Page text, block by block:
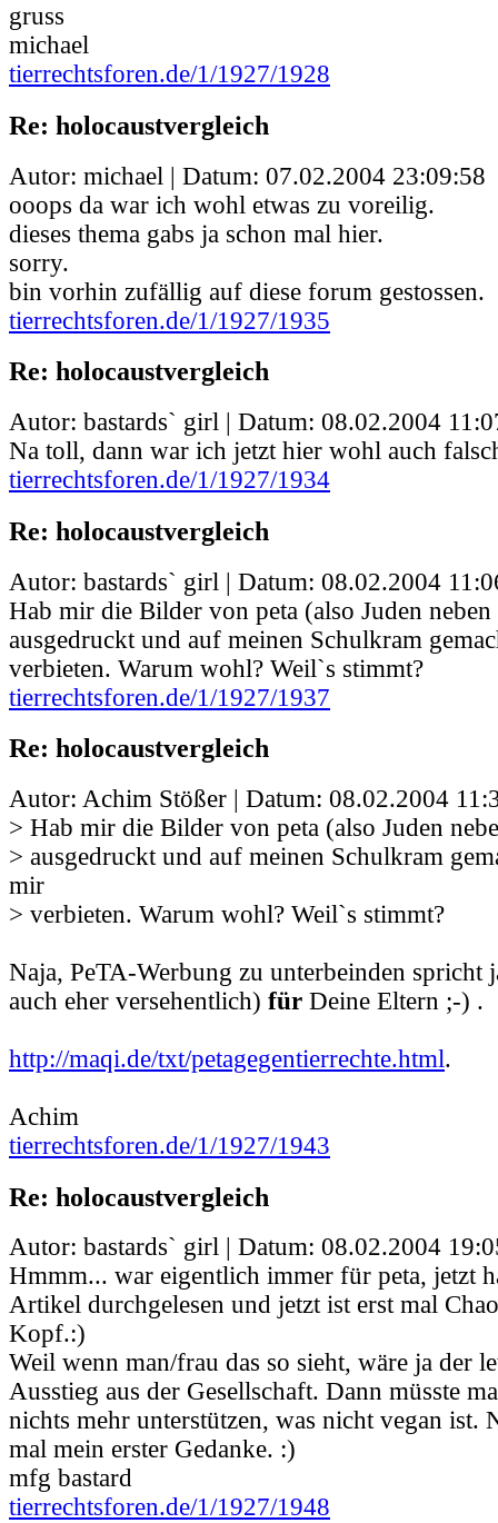
gruss
michael
tierrechtsforen.de/1/1927/1928
Re: holocaustvergleich
Autor: michael | Datum: 07.02.2004 23:09:58
ooops da war ich wohl etwas zu voreilig.
dieses thema gabs ja schon mal hier.
sorry.
bin vorhin zufällig auf diese forum gestossen.
tierrechtsforen.de/1/1927/1935
Re: holocaustvergleich
Autor: bastards` girl | Datum: 08.02.2004
Na toll, dann war ich jetzt hier wohl auch
tierrechtsforen.de/1/1927/1934
Re: holocaustvergleich
Autor: bastards` girl | Datum: 08.02.2004
Hab mir die Bilder von peta (also Juden
ausgedruckt und auf meinen Schulkram
verbieten. Warum wohl? Weil`s stimmt?
tierrechtsforen.de/1/1927/1937
Re: holocaustvergleich
Autor: Achim Stößer | Datum: 08.02.2004
> Hab mir die Bilder von peta (also Juden
> ausgedruckt und auf meinen Schulkram
mir
> verbieten. Warum wohl? Weil`s stimmt?
Naja, PeTA-Werbung zu unterbeinden spricht
auch eher versehentlich) für Deine Eltern ;-) .
http://maqi.de/txt/petagegentierrechte.html.
Achim
tierrechtsforen.de/1/1927/1943
Re: holocaustvergleich
Autor: bastards` girl | Datum: 08.02.2004
Hmmm... war eigentlich immer für peta, jetzt
Artikel durchgelesen und jetzt ist erst mal
Kopf.:)
Weil wenn man/frau das so sieht, wäre ja der
Ausstieg aus der Gesellschaft. Dann müsste
nichts mehr unterstützen, was nicht vegan ist.
mal mein erster Gedanke. :)
mfg bastard
tierrechtsforen.de/1/1927/1948